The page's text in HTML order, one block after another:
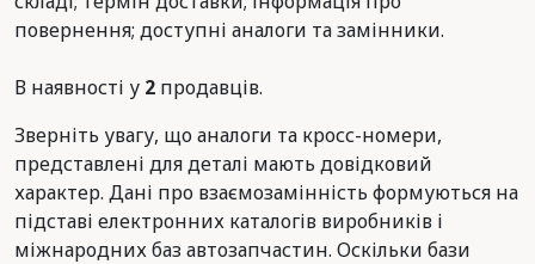
повернення; доступні аналоги та замінники.
В наявності у 2 продавців.
Зверніть увагу, що аналоги та кросс-номери,
представлені для деталі мають довідковий
характер. Дані про взаємозамінність формуються на
підставі електронних каталогів виробників і
міжнародних баз автозапчастин. Оскільки бази